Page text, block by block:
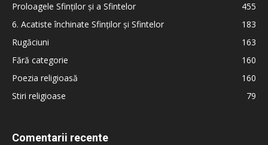
Proloagele Sfinților și a Sfintelor
455
6. Acatiste închinate Sfinților și Sfintelor
183
Rugăciuni
163
Fără categorie
160
Poezia religioasă
160
Stiri religioase
79
Comentarii recente